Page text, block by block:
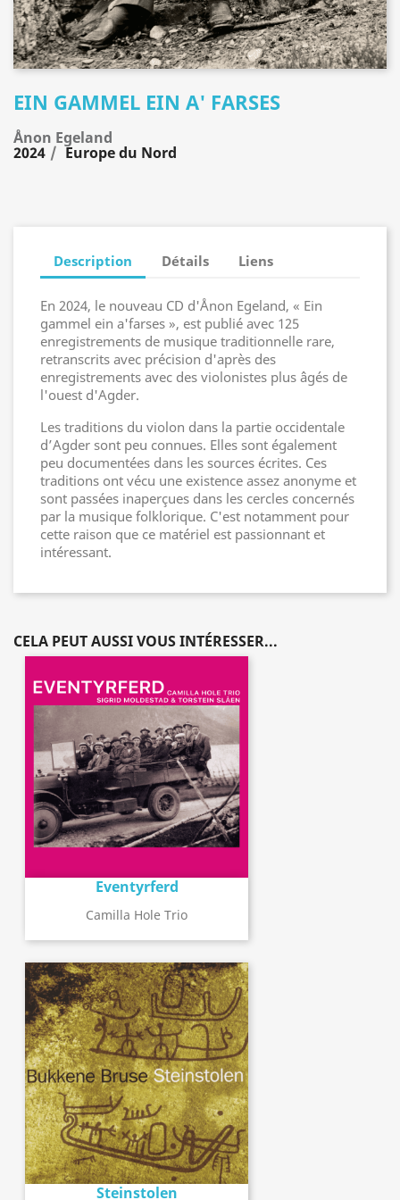
EIN GAMMEL EIN A' FARSES
Ånon Egeland
2024 Europe du Nord
Description Détails Liens
En 2024, le nouveau CD d'Ånon Egeland, « Ein
gammel ein a'farses », est publié avec 125
enregistrements de musique traditionnelle rare,
retranscrits avec précision d'après des
enregistrements avec des violonistes plus âgés de
l'ouest d'Agder.
Les traditions du violon dans la partie occidentale
d’Agder sont peu connues. Elles sont également
peu documentées dans les sources écrites. Ces
traditions ont vécu une existence assez anonyme et
sont passées inaperçues dans les cercles concernés
par la musique folklorique. C'est notamment pour
cette raison que ce matériel est passionnant et
intéressant.
CELA PEUT AUSSI VOUS INTÉRESSER...
Eventyrferd
Camilla Hole Trio
Steinstolen